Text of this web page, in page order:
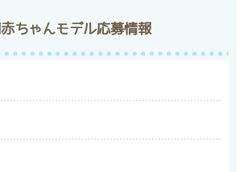
赤ちゃんモデル応募情報